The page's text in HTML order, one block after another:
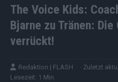
The Voice Kids:
Bjarne zu Tränen:
verrückt!
Redaktion | FLASH · Zuletzt
Lesezeit: 1 Min.